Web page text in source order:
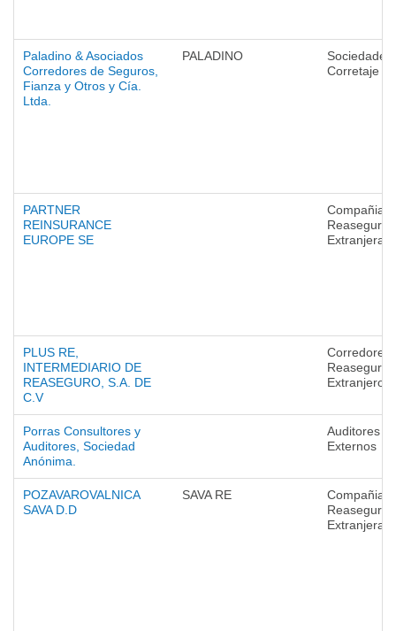
Paladino & Asociados
Corredores de Seguros,
Fianza y Otros y Cía.
Ltda.
PALADINO
Sociedades
Corretaje
PARTNER
REINSURANCE
EUROPE SE
Compañias
Reaseguro
Extranjeras
PLUS RE,
INTERMEDIARIO DE
REASEGURO, S.A. DE
C.V
Corredores
Reaseguro
Extranjeros
Porras Consultores y
Auditores, Sociedad
Anónima.
Auditores
Externos
POZAVAROVALNICA
SAVA D.D
SAVA RE
Compañias
Reaseguro
Extranjeras